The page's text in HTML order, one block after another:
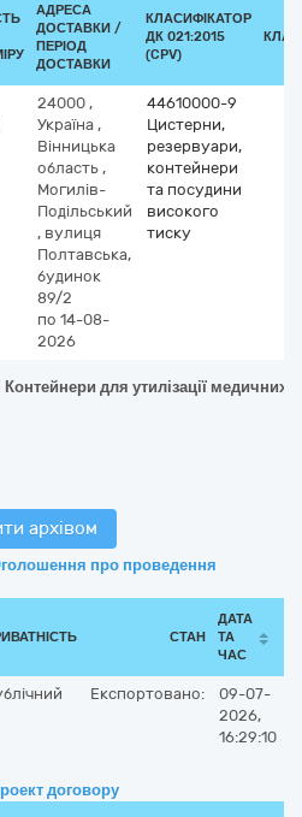
АДРЕСА
ДОСТАВКИ /
ПЕРІОД
ДОСТАВКИ
КЛАСИФІКАТОР
ДК 021:2015
(CPV)
24000 ,
Україна ,
Вінницька
область ,
Могилів-
Подільський
, вулиця
Полтавська,
будинок
89/2
по 14-08-
2026
44610000-9
Цистерни,
резервуари,
контейнери
та посудини
високого
тиску
для утилізації медичних
архівом
про проведення
СТАН
ДАТА
ТА
ЧАС
Експортовано:
09-07-
2026,
16:29:10
договору